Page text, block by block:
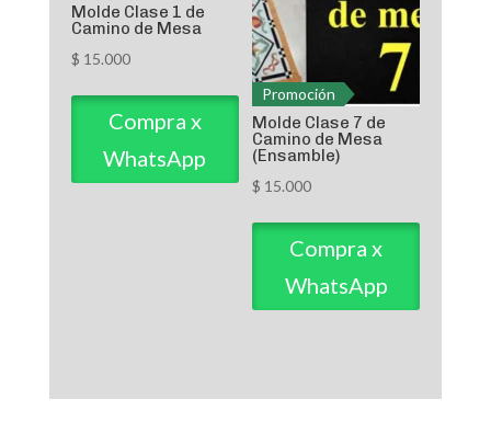
Molde Clase 1 de
Camino de Mesa
$ 15.000
Compra x
WhatsApp
Promoción
Molde Clase 7 de
Camino de Mesa
(Ensamble)
$ 15.000
Compra x
WhatsApp